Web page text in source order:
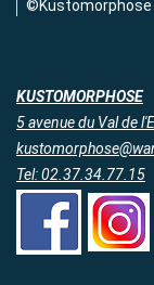
©Kustomorphose
KUSTOMORPHOSE
5 avenue du Val de
Tel: 02.37.34.77.15